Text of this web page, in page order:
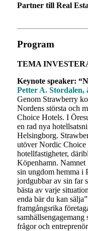
Partner till Real
Program
TEMA
Keynote speaker:
Petter A. Stordalen,
Genom Strawberry
Nordens största och
Choice Hotels. I
en rad nya
Helsingborg.
utöver Nordic Choice
hotellfastigheter,
Köpenhamn. Namnet
sin ungdom hemma i
jordgubbar av sin far
bästa av varje
enda bär du kan
framgångsrika
frågor och